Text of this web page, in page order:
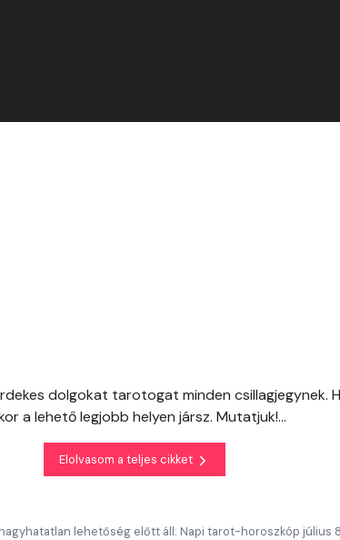
dolgokat tarotogat minden csillagjegynek.
a lehető legjobb helyen jársz. Mutatjuk!...
Elolvasom a teljes cikket
lehetőség előtt áll: Napi tarot-horoszkóp július